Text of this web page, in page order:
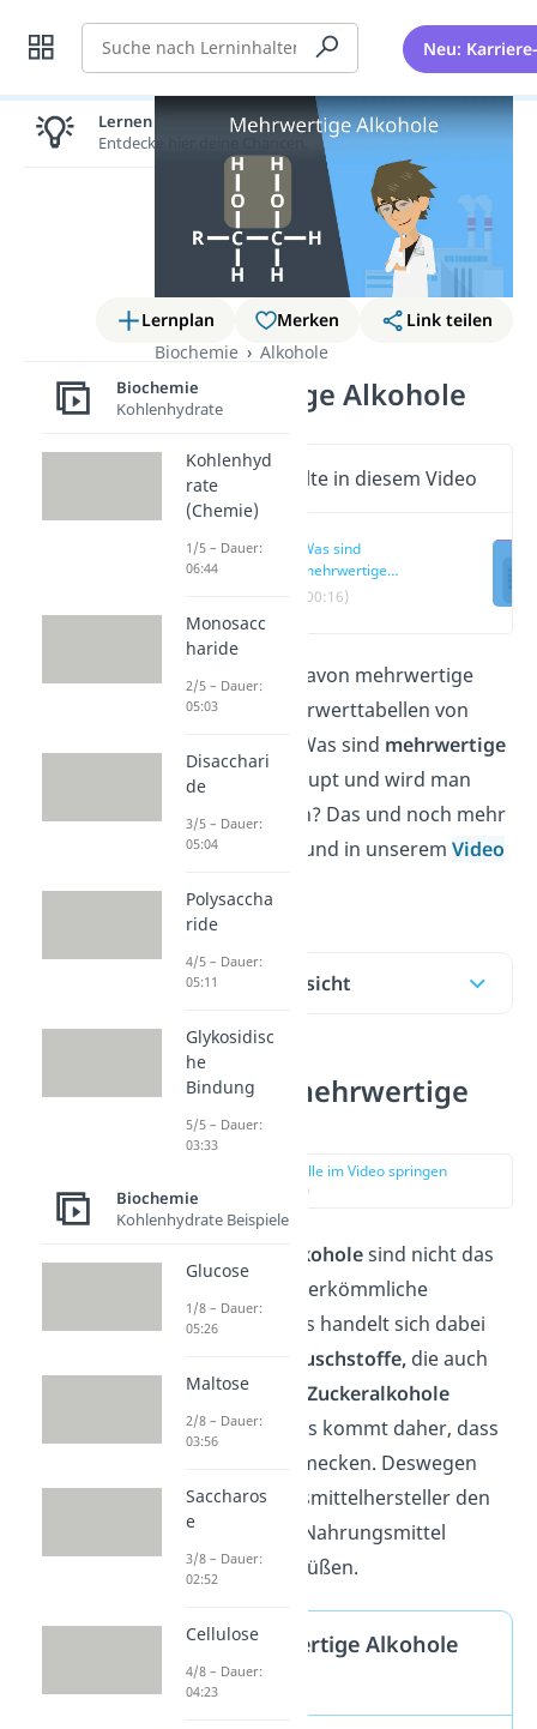
Suche Neu:
Lernplan Merken
Link teilen
Biochemie
Alkohole
Mehrwertige Alkohole
Wichtige Inhalte in diesem Video
Was sind
mehrwertige
Alkohole?
(00:16)
Was bedeutet „davon mehrwertige
Alkohole“ in Nährwerttabellen von
Lebensmitteln? Was sind mehrwertige
Alkohole
überhaupt und wird man
davon betrunken? Das und noch mehr
erfährst du hier und in unserem Video
dazu!
Inhaltsübersicht
Was sind mehrwertige
Alkohole?
zur Stelle im Video springen
(00:16)
Mehrwertige Alkoholesind nicht das
gleiche wie der herkömmliche
„Trinkalkohol“. Es handelt sich dabei
Zuckeraustauschstoffe, die auch
Polyole
Zuckeralkohole
bekannt sind. Das kommt daher, dass
sie sehr süß schmecken. Deswegen
benutzen Lebensmittelhersteller den
Zusatzstoff, um Nahrungsmittel
kalorienarm zu süßen.
Sind Mehrwertige Alkohole
gesund?
Lernen lohnt sich!
Entdecke hier deine Chancen.
Biochemie
Kohlenhydrate
Kohlenhyd
rate
(Chemie)
1/5 – Dauer:
06:44
Monosacc
haride
2/5 – Dauer:
05:03
Disacchari
de
3/5 – Dauer:
05:04
Polysaccha
ride
4/5 – Dauer:
05:11
Glykosidisc
he
Bindung
5/5 – Dauer:
03:33
Biochemie
Kohlenhydrate Beispiele
Glucose
1/8 – Dauer:
05:26
Maltose
2/8 – Dauer:
03:56
Saccharos
e
3/8 – Dauer:
02:52
Cellulose
4/8 – Dauer:
04:23